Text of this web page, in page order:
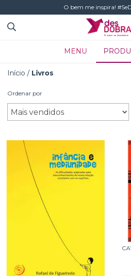
O bem me inspira!
MENU
Início / Livros
Ordenar por